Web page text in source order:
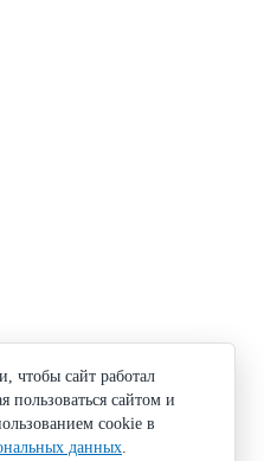
чтобы сайт работал
пользоваться сайтом и
cookie в
данных.